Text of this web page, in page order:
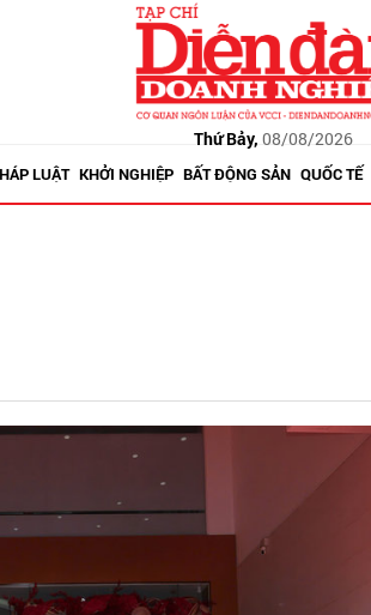
Thứ Bảy, 08/08/2026
LUẬT KHỞI NGHIỆP BẤT ĐỘNG SẢN QUỐC TẾ